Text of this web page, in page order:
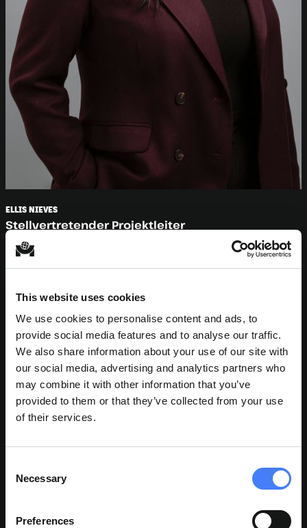
This website uses cookies
We use cookies to personalise content and ads, to
provide social media features and to analyse our traffic.
We also share information about your use of our site with
our social media, advertising and analytics partners who
may combine it with other information that you’ve
provided to them or that they’ve collected from your use
of their services.
Selection
Necessary
Preferences
ELLIS NIEVES
Stellvertretender Projektleiter